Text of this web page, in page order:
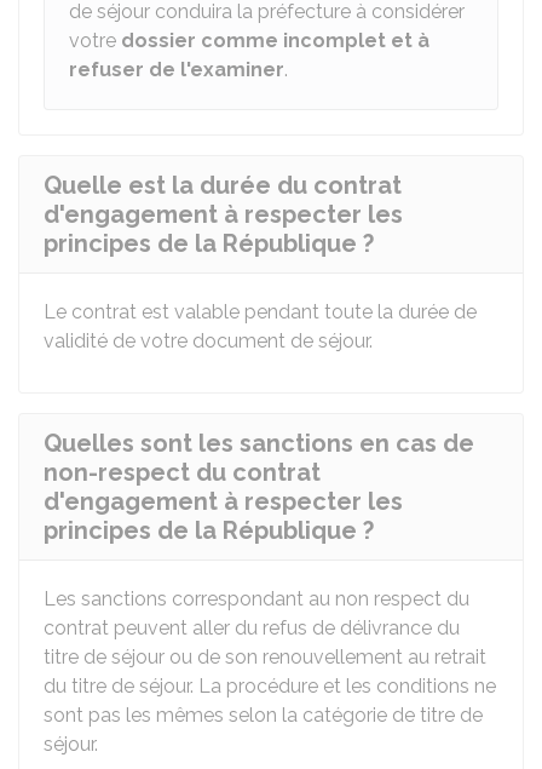
de séjour conduira la préfecture à considérer
votre dossier comme incomplet et à
refuser de l'examiner.
Quelle est la durée du contrat
d'engagement à respecter les
principes de la République ?
Le contrat est valable pendant toute la durée de
validité de votre document de séjour.
Quelles sont les sanctions en cas de
non-respect du contrat
d'engagement à respecter les
principes de la République ?
Les sanctions correspondant au non respect du
contrat peuvent aller du refus de délivrance du
titre de séjour ou de son renouvellement au retrait
du titre de séjour. La procédure et les conditions ne
sont pas les mêmes selon la catégorie de titre de
séjour.